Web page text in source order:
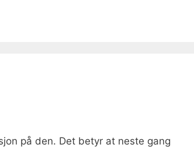
på den. Det betyr at neste gang